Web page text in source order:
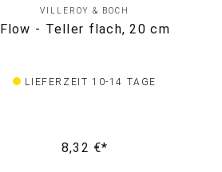
VILLEROY & BOCH
Flow - Teller flach, 20 cm
LIEFERZEIT 10-14 TAGE
8,32 €*